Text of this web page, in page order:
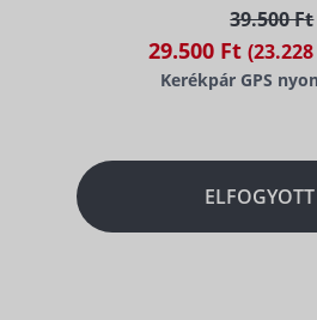
39.500 Ft
29.500 Ft
Kerékpár GPS
ELFOGYOTT